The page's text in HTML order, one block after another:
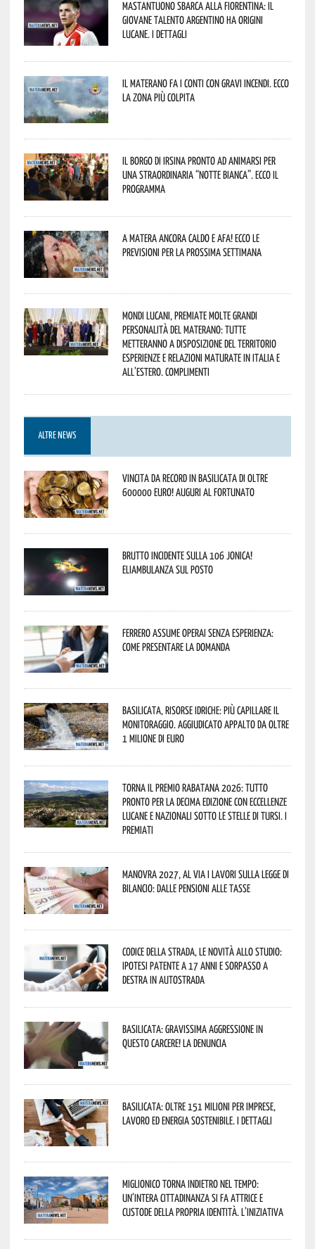
Mastantuono sbarca alla Fiorentina: il
giovane talento argentino ha origini
lucane. I dettagli
Il materano fa i conti con gravi incendi. Ecco
la zona più colpita
Il borgo di Irsina pronto ad animarsi per
una straordinaria “Notte Bianca”. Ecco il
programma
A Matera ancora caldo e afa! Ecco le
previsioni per la prossima settimana
Mondi lucani, premiate molte grandi
personalità del materano: tutte
metteranno a disposizione del territorio
esperienze e relazioni maturate in Italia e
all’estero. Complimenti
ALTRE NEWS
Vincita da record in Basilicata di oltre
600000 euro! Auguri al fortunato
Brutto incidente sulla 106 Jonica!
Eliambulanza sul posto
Ferrero assume operai senza esperienza:
come presentare la domanda
Basilicata, Risorse idriche: più capillare il
monitoraggio. Aggiudicato appalto da oltre
1 milione di euro
Torna il Premio Rabatana 2026: tutto
pronto per la decima edizione con eccellenze
lucane e nazionali sotto le stelle di Tursi. I
premiati
Manovra 2027, al via i lavori sulla Legge di
Bilancio: dalle pensioni alle tasse
Codice della strada, le novità allo studio:
ipotesi patente a 17 anni e sorpasso a
destra in autostrada
Basilicata: gravissima aggressione in
questo Carcere! La denuncia
Basilicata: oltre 151 milioni per imprese,
lavoro ed energia sostenibile. I dettagli
Miglionico torna indietro nel tempo:
un’intera cittadinanza si fa attrice e
custode della propria identità. L’iniziativa